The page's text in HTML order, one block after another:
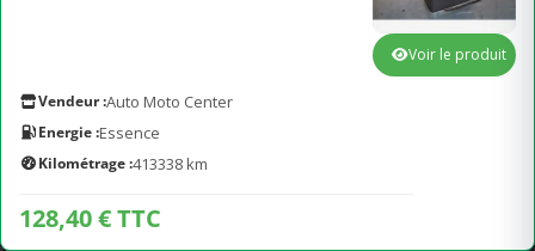
Vendeur :Auto Moto Center
Energie :Essence
Kilométrage :413338 km
128,40 € TTC
Voir le produit